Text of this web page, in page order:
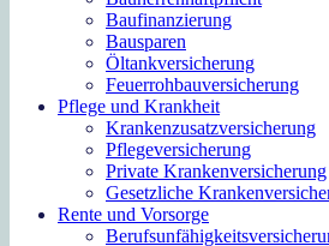
Baufinanzierung
Bausparen
Öltankversicherung
Feuerrohbauversicherung
Pflege und Krankheit
Krankenzusatzversicherung
Pflegeversicherung
Private Krankenversicherung
Gesetzliche
Rente und Vorsorge